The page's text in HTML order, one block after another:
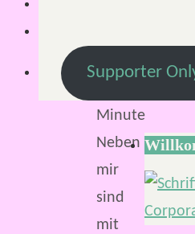
Minute
Neben
mir
sind
mit
Supporter